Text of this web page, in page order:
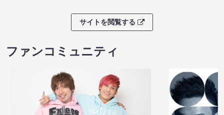
サイトを閲覧する
ファンコミュニティ